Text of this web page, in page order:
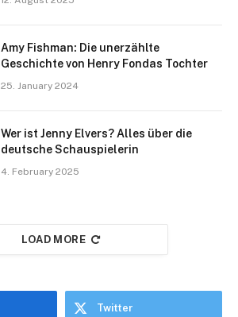
Amy Fishman: Die unerzählte
Geschichte von Henry Fondas Tochter
25. January 2024
Wer ist Jenny Elvers? Alles über die
deutsche Schauspielerin
4. February 2025
LOAD MORE
Twitter